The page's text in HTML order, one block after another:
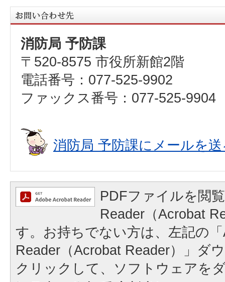
消防局 予防課
〒520-8575 市役所新館2階
電話番号：077-525-9902
ファックス番号：077-525-9904
消防局 予防課にメールを
PDFファイルを閲
Reader（Acrobat
す。お持ちでない方は、左記の
Reader（Acrobat Reader）」ダ
クリックして、ソフトウェアを